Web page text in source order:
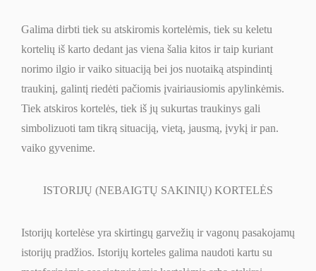
Galima dirbti tiek su atskiromis kortelėmis, tiek su keletu
kortelių iš karto dedant jas viena šalia kitos ir taip kuriant
norimo ilgio ir vaiko situaciją bei jos nuotaiką atspindintį
traukinį, galintį riedėti pačiomis įvairiausiomis apylinkėmis.
Tiek atskiros kortelės, tiek iš jų sukurtas traukinys gali
simbolizuoti tam tikrą situaciją, vietą, jausmą, įvykį ir pan.
vaiko gyvenime.
ISTORIJŲ (NEBAIGTŲ SAKINIŲ) KORTELĖS
Istorijų kortelėse yra skirtingų garvežių ir vagonų pasakojamų
istorijų pradžios. Istorijų korteles galima naudoti kartu su